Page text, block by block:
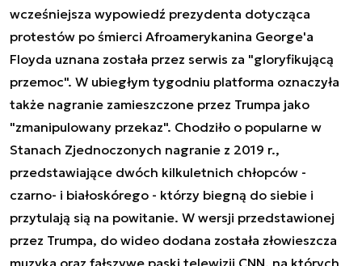
wcześniejsza wypowiedź prezydenta dotycząca
protestów po śmierci Afroamerykanina George'a
Floyda uznana została przez serwis za "gloryfikującą
przemoc". W ubiegłym tygodniu platforma oznaczyła
także nagranie zamieszczone przez Trumpa jako
"zmanipulowany przekaz". Chodziło o popularne w
Stanach Zjednoczonych nagranie z 2019 r.,
przedstawiające dwóch kilkuletnich chłopców -
czarno- i białoskórego - którzy biegną do siebie i
przytulają sią na powitanie. W wersji przedstawionej
przez Trumpa, do wideo dodana została złowieszcza
muzyka oraz fałszywe paski telewizji CNN, na których